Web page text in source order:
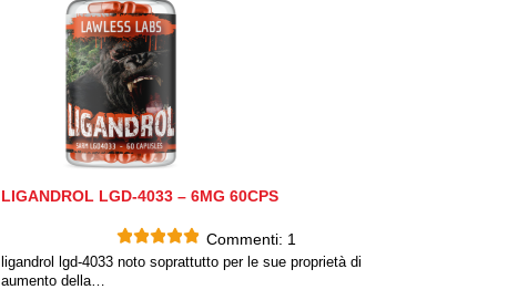
LIGANDROL LGD-4033 – 6MG 60CPS
Commenti: 1
ligandrol lgd-4033 noto soprattutto per le sue proprietà di
aumento della…